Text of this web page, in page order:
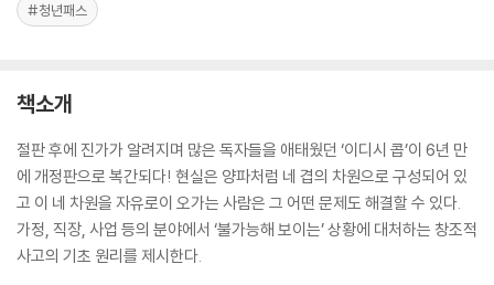
#청년패스
책소개
절판 후에 진가가 알려지며 많은 독자들을 애태웠던 ‘이디시 콥’이 6년 만
에 개정판으로 복간되다! 현실은 양파처럼 네 겹의 차원으로 구성되어 있
고 이 네 차원을 자유로이 오가는 사람은 그 어떤 문제도 해결할 수 있다.
가정, 직장, 사업 등의 분야에서 ‘불가능해 보이는’ 상황에 대처하는 창조적
사고의 기초 원리를 제시한다.